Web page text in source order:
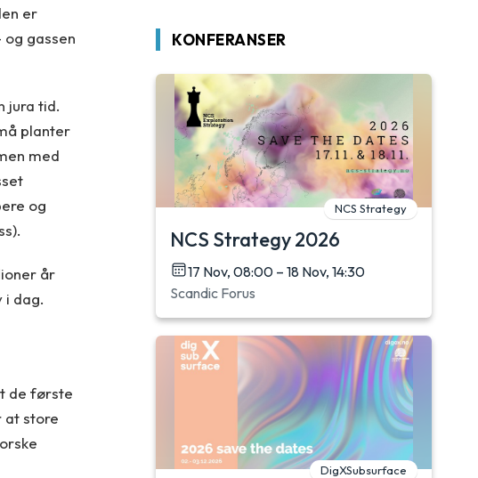
er
gassen
jura tid.
planter
med
og
år
i dag.
de første
at store
KONFERANSER
NCS Strategy
NCS Strategy 2026
17 Nov, 08:00 – 18 Nov, 14:30
Scandic Forus
DigXSubsurface